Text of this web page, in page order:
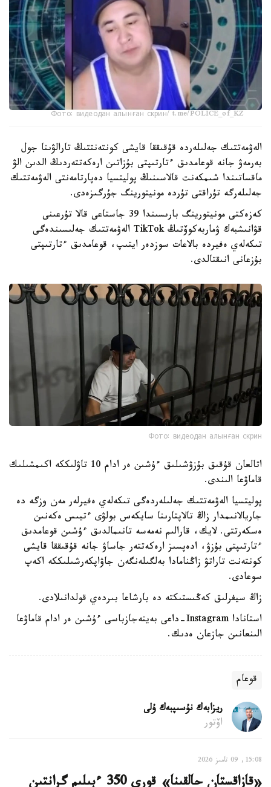
Фото: видеодан алынған скрин/ t.me/POLICE_of_KZ
الەۋمەتتىك جەلىلەردە قۇقىققا قايشى كونتەنتتىڭ تارالۋىنا جول
بەرمەۋ جانە قوعامدىق ءتارتىپتى بۇزاتىن ارەكەتتەردىڭ الدىن الۋ
ماقساتىندا شىمكەنت قالاسىنىڭ پوليتسيا دەپارتامەنتى الەۋمەتتىك
جەلىلەرگە تۇراقتى تۇردە مونيتورينگ جۇرگىزەدى.
كەزەكتى مونيتورينگ بارىسىندا 39 جاستاعى قالا تۇرعىنى
قۋانىشبەك ۋماربەكوۆتىڭ TikTok الەۋمەتتىك جەلىسىندەگى
تىكەلەي ەفيردە بالاعات سوزدەر ايتىپ، قوعامدىق ءتارتىپتى
بۇزعانى انىقتالدى.
Фото: видеодан алынған скрин
اتالعان قۇقىق بۇزۋشىلىق ءۇشىن ەر ادام 10 تاۋلىككە اكىمشىلىك
قاماۋعا الىندى.
پوليتسيا الەۋمەتتىك جەلىلەردەگى تىكەلەي ەفيرلەر مەن وزگە دە
جاريالانىمدار زاڭ تالاپتارىنا سايكەس بولۋى ءتيىس ەكەنىن
ەسكەرتتى. لايك، قارالىم نەمەسە تانىمالدىق ءۇشىن قوعامدىق
ءتارتىپتى بۇزۋ، ادەپسىز ارەكەتتەر جاساۋ جانە قۇقىققا قايشى
كونتەنت تاراتۋ زاڭنامادا بەلگىلەنگەن جاۋاپكەرشىلىككە اكەپ
سوعادى.
زاڭ سيفرلىق كەڭىستىكتە دە بارشاعا بىردەي قولدانىلادى.
استانادا Instagram-داعى بەينەجازباسى ءۇشىن ەر ادام قاماۋعا
الىنعانىن جازعان ەدىك.
قوعام
ريزابەك نۇسىپبەك ۇلى
اۆتور
15:08, 09 تامىز 2026